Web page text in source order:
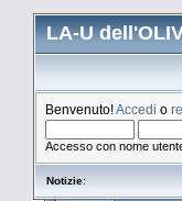
LA-U
Benvenuto!Accedi o
Accesso con nome
Notizie: